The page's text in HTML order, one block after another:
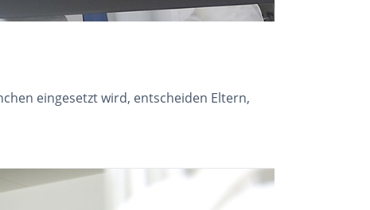
eingesetzt wird, entscheiden Eltern,